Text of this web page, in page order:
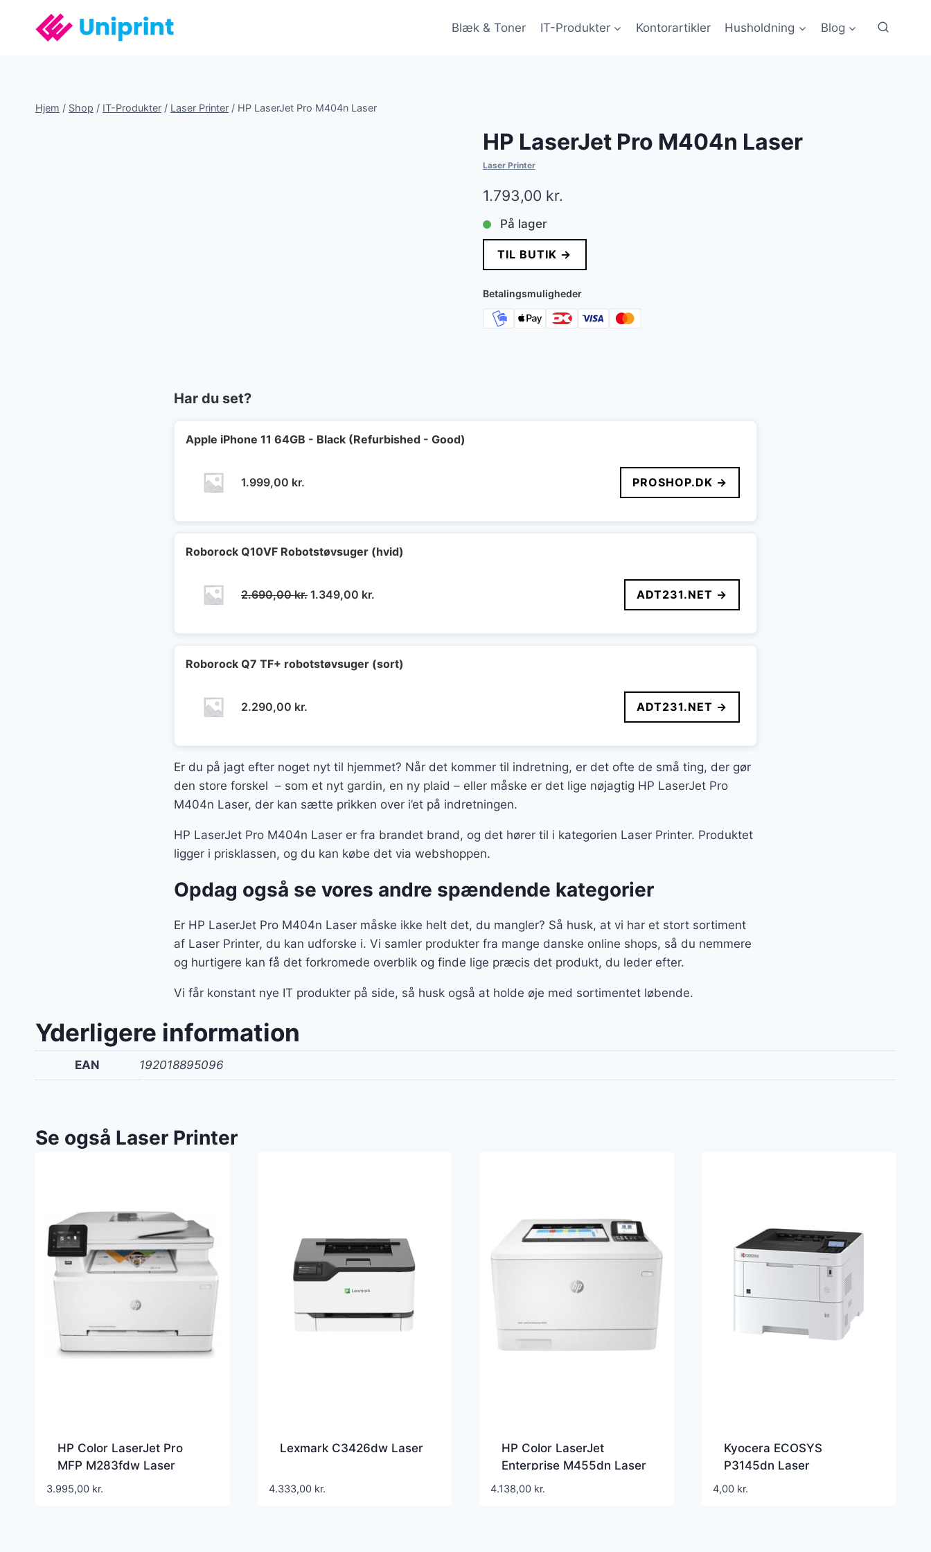
Blæk & Toner IT-Produkter Kontorartikler Husholdning Blog
Hjem / Shop / IT-Produkter / Laser Printer / HP LaserJet Pro M404n Laser
HP LaserJet Pro M404n Laser
Laser Printer
1.793,00 kr.
På lager
TIL BUTIK →
Betalingsmuligheder
Har du set?
Apple iPhone 11 64GB - Black (Refurbished - Good)
1.999,00 kr. PROSHOP.DK →
Roborock Q10VF Robotstøvsuger (hvid)
2.690,00kr. Den
2.690,00 kr..
1.349,00 kr.
1.349,00 kr..
ADT231.NET →
Roborock Q7 TF+ robotstøvsuger (sort)
2.290,00 kr. ADT231.NET →
Er du på jagt efter noget nyt til hjemmet? Når det kommer til indretning, er det ofte de små ting, der gør
den store forskel – som et nyt gardin, en ny plaid – eller måske er det lige nøjagtig HP LaserJet Pro
M404n Laser, der kan sætte prikken over i’et på indretningen.
HP LaserJet Pro M404n Laser er fra brandet brand, og det hører til i kategorien Laser Printer. Produktet
ligger i prisklassen, og du kan købe det via webshoppen.
Opdag også se vores andre spændende kategorier
Er HP LaserJet Pro M404n Laser måske ikke helt det, du mangler? Så husk, at vi har et stort sortiment
af Laser Printer, du kan udforske i. Vi samler produkter fra mange danske online shops, så du nemmere
og hurtigere kan få det forkromede overblik og finde lige præcis det produkt, du leder efter.
Vi får konstant nye IT produkter på side, så husk også at holde øje med sortimentet løbende.
Yderligere information
EAN 192018895096
Se også Laser Printer
HP Color LaserJet Pro
MFP M283fdw Laser
3.995,00 kr.
Lexmark C3426dw Laser
4.333,00 kr.
HP Color LaserJet
Enterprise M455dn Laser
4.138,00 kr.
Kyocera ECOSYS
P3145dn Laser
4,00 kr.